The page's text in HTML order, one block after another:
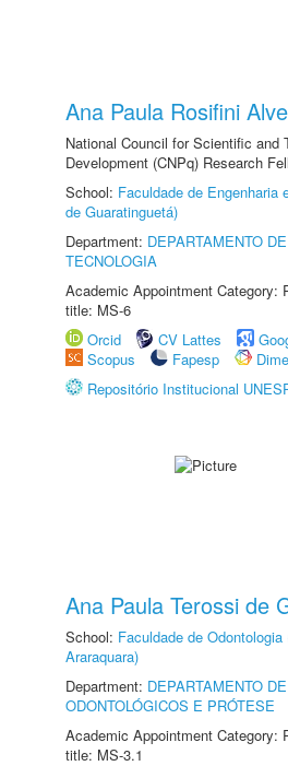
Ana Paula Rosifini
National Council for Scientific and
Development (CNPq) Research
School: Faculdade de Engenharia
de Guaratinguetá)
Department: DEPARTAMENTO
TECNOLOGIA
Academic Appointment Category:
title: MS-6
Orcid
CV Lattes
Scopus
Fapesp
Repositório Institucional
Ana Paula Terossi de
School: Faculdade de
Araraquara)
Department: DEPARTAMENTO
ODONTOLÓGICOS E PRÓTESE
Academic Appointment Category:
title: MS-3.1